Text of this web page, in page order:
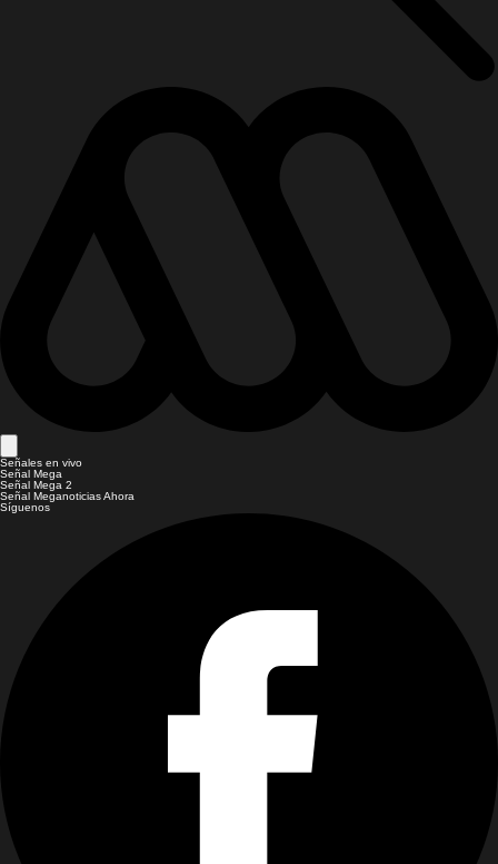
Señales en vivo
Señal Mega
Señal Mega 2
Señal Meganoticias Ahora
Síguenos